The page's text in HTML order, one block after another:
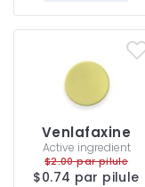
Venlafaxine
Active ingredient
$2.00 par pilule
$0.74 par pilule